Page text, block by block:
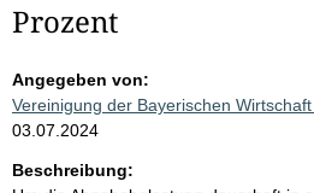
Prozent
Angegeben von:
Vereinigung der Bayerischen
03.07.2024
Beschreibung: